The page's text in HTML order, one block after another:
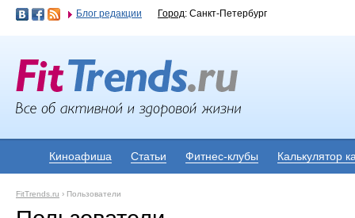
Блог редакции Город: Санкт-Петербург
Киноафиша Статьи Фитнес-клубы Калькулятор
FitTrends.ru › Пользователи